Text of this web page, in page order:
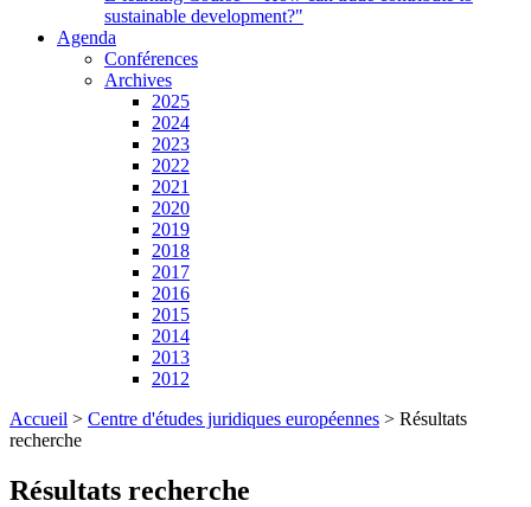
sustainable development?"
Agenda
Conférences
Archives
2025
2024
2023
2022
2021
2020
2019
2018
2017
2016
2015
2014
2013
2012
Accueil > Centre d'études juridiques européennes > Résultats
recherche
Résultats recherche